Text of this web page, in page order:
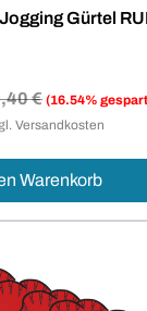
Kindern eine
Gürtel
Preis:
€ (16.54%
Versandkosten
Warenkorb